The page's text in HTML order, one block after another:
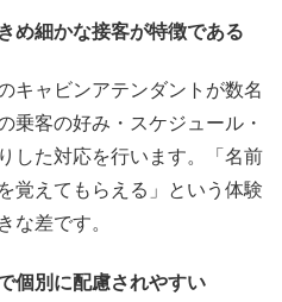
め細かな接客が特徴である
キャビンアテンダントが数名
乗客の好み・スケジュール・
した対応を行います。「名前
覚えてもらえる」という体験
な差です。
個別に配慮されやすい